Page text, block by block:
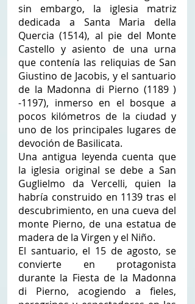
sin embargo, la iglesia matriz
dedicada a Santa Maria della
Quercia (1514), al pie del Monte
Castello y asiento de una urna
que contenía las reliquias de San
Giustino de Jacobis, y el santuario
de la Madonna di Pierno (1189 )
-1197), inmerso en el bosque a
pocos kilómetros de la ciudad y
uno de los principales lugares de
devoción de Basilicata.
Una antigua leyenda cuenta que
la iglesia original se debe a San
Guglielmo da Vercelli, quien la
habría construido en 1139 tras el
descubrimiento, en una cueva del
monte Pierno, de una estatua de
madera de la Virgen y el Niño.
El santuario, el 15 de agosto, se
convierte en protagonista
durante la Fiesta de la Madonna
di Pierno, acogiendo a fieles,